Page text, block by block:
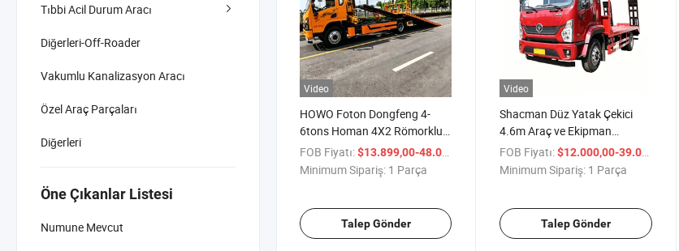
Tıbbi Acil Durum Aracı
Diğerleri-Off-Roader
Vakumlu Kanalizasyon Aracı
Özel Araç Parçaları
Diğerleri
Öne Çıkanlar Listesi
Numune Mevcut
Video
HOWO Foton Dongfeng 4-
6tons Homan 4X2 Römorklu
Çekici Düz Yatak Yol Kurtarma
Çekici Kamyonu Kurtarma
Kamyonu Satılık Dongfeng
FOB Fiyatı:$13.899,00-48.000,00
/ Parça
Minimum Sipariş: 1 Parça
Talep Gönder
Video
Shacman Düz Yatak Çekici
4.6m Araç ve Ekipman
Taşımacılığı için Kurtarma
Aracı
FOB Fiyatı: $12.000,00-39.000,00
Minimum Sipariş: 1 Parça
Talep Gönder